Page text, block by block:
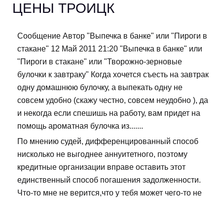
ЦЕНЫ ТРОИЦК
Сообщение Автор "Выпечка в банке" или "Пироги в
стакане" 12 Май 2011 21:20 "Выпечка в банке" или
"Пироги в стакане" или "Творожно-зерновые
булочки к завтраку" Когда хочется съесть на завтрак
одну домашнюю булочку, а выпекать одну не
совсем удобно (скажу честно, совсем неудобно ), да
и некогда если спешишь на работу, вам придет на
помощь ароматная булочка из.......
По мнению судей, дифференцированный способ
нисколько не выгоднее аннуитетного, поэтому
кредитные организации вправе оставить этот
единственный способ погашения задолженности.
Что-то мне не верится,что у тебя может чего-то не